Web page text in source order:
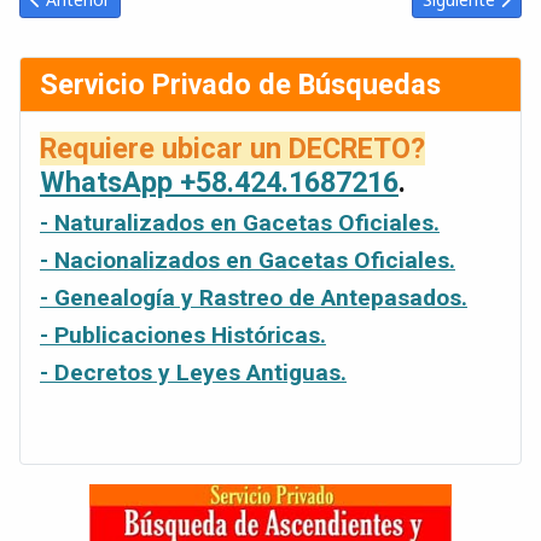
Servicio Privado de Búsquedas
Requiere ubicar un DECRETO?
WhatsApp +58.424.1687216.
- Naturalizados en Gacetas Oficiales.
- Nacionalizados en Gacetas Oficiales.
- Genealogía y Rastreo de Antepasados.
- Publicaciones Históricas.
- Decretos y Leyes Antiguas.